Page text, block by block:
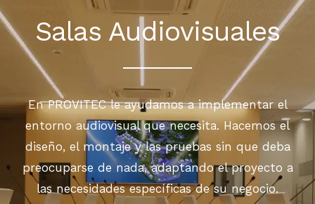
Salas Audiovisuales
En PROVITEC le ayudamos a implementar el
entorno audiovisual que necesita. Hacemos el
diseño, el montaje y las pruebas sin que deba
preocuparse de nada, adaptando el proyecto a
las necesidades específicas de su negocio.